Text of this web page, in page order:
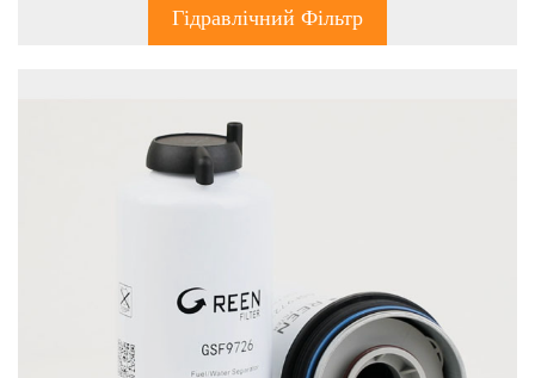
Гідравлічний Фільтр